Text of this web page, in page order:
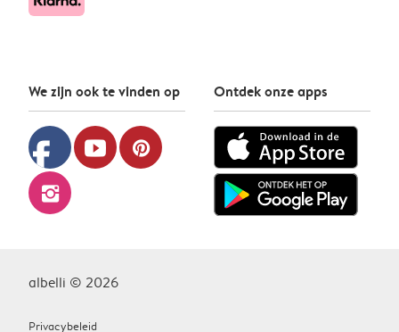
We zijn ook te vinden op
facebook youtube pinterest
instagram
Ontdek onze apps
albelli © 2026
Privacybeleid